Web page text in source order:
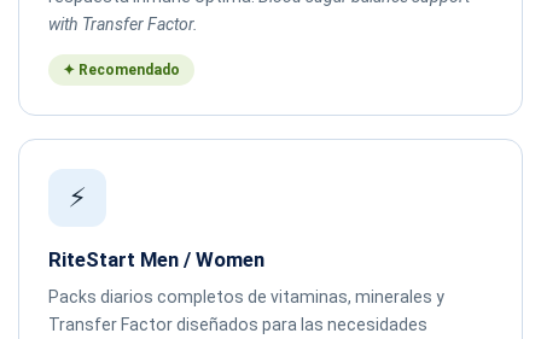
with Transfer Factor.
✦ Recomendado
⚡
RiteStart Men / Women
Packs diarios completos de vitaminas, minerales y
Transfer Factor diseñados para las necesidades